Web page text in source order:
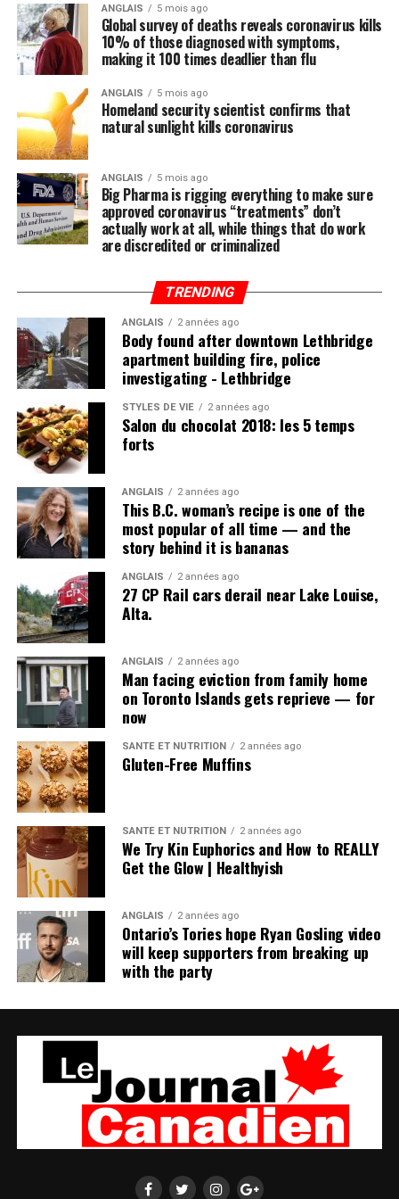
«Le leur était inférieur, affirme-t-il. Mais si c’était
vraiment le cas, cela soulève des questions. Pourquoi
prôner l’amortissement accéléré? C’est une mauvaise
politique qui génère des distorsions.»
La décision américaine permettant l’annulation
immédiate des coûts de certains équipements a été
considérée comme la mesure la plus importante par les
entreprises indépendantes au sud de la frontière,
soutient Dan Kelly, président de la Fédération
canadienne de l’entreprise indépendante.
La réponse du Canada a été un pas dans la bonne
direction, ajoute-t-il. Mais les modifications apportées à
la taxe sur les petites entreprises adoptées en 2017, la
taxe fédérale sur les émissions de carbone, les
augmentations des cotisations au Régime de pension du
Canada pour financer ce programme ont nui aux
sociétés.
«Tout cela nous a coupé l’herbe sous les pieds, dit M.
Kelly. On veut stimuler l’économie d’une main, mais on
la freine de l’autre. On peut ainsi comprendre pourquoi
cela n’avait pas vraiment fouetté le monde des affaires.»
Post Views: 666
ANGLAIS 5 mois ago
Global survey of deaths reveals coronavirus kills
10% of those diagnosed with symptoms,
making it 100 times deadlier than flu
ANGLAIS 5 mois ago
Homeland security scientist confirms that
natural sunlight kills coronavirus
ANGLAIS 5 mois ago
Big Pharma is rigging everything to make sure
approved coronavirus “treatments” don’t
actually work at all, while things that do work
are discredited or criminalized
TRENDING
ANGLAIS 2 années ago
Body found after downtown Lethbridge
apartment building fire, police
investigating - Lethbridge
STYLES DE VIE 2 années ago
Salon du chocolat 2018: les 5 temps
forts
ANGLAIS 2 années ago
This B.C. woman’s recipe is one of the
most popular of all time — and the
story behind it is bananas
ANGLAIS 2 années ago
27 CP Rail cars derail near Lake Louise,
Alta.
ANGLAIS 2 années ago
Man facing eviction from family home
on Toronto Islands gets reprieve — for
now
SANTÉ ET NUTRITION 2 années ago
Gluten-Free Muffins
SANTÉ ET NUTRITION 2 années ago
We Try Kin Euphorics and How to REALLY
Get the Glow | Healthyish
ANGLAIS 2 années ago
Ontario’s Tories hope Ryan Gosling video
will keep supporters from breaking up
with the party